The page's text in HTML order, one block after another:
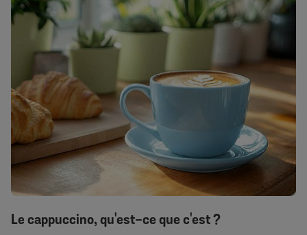
Le cappuccino, qu'est-ce que c'est ?